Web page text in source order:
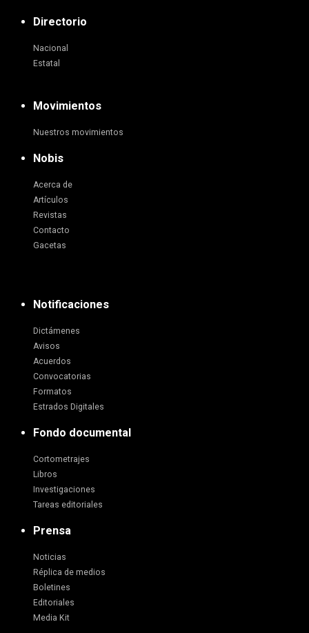
Directorio
Nacional
Estatal
Movimientos
Nuestros movimientos
Nobis
Acerca de
Artículos
Revistas
Contacto
Gacetas
Notificaciones
Dictámenes
Avisos
Acuerdos
Convocatorias
Formatos
Estrados Digitales
Fondo documental
Cortometrajes
Libros
Investigaciones
Tareas editoriales
Prensa
Noticias
Réplica de medios
Boletines
Editoriales
Media Kit